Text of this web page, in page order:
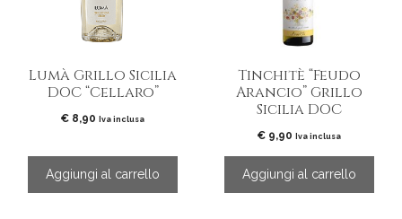
Lumà Grillo Sicilia
DOC “Cellaro”
€ 8,90 Iva inclusa
Aggiungi al carrello
Tinchitè “Feudo
Arancio” Grillo
Sicilia DOC
€ 9,90 Iva inclusa
Aggiungi al carrello